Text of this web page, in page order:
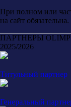
При полном или
на сайт обязательна.
ПАРТНЕРЫ
2025/2026
Титульный партнер
Генеральный